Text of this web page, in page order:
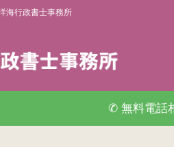
海行政書士事務所
✆ 無料電話